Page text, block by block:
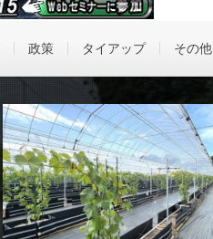
政策 タイアップ その他